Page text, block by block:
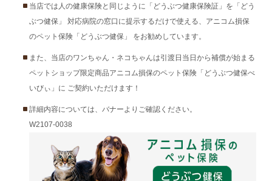
当店では人の健康保険と同じように「どうぶつ健康保険証」を「どう
ぶつ健保」 対応病院の窓口に提示するだけで使える、アニコム損保
のペット保険「どうぶつ健保」 をお勧めしています。
また、当店のワンちゃん・ネコちゃんは引渡日当日から補償が始まる
ペットショップ限定商品アニコム損保のペット保険「どうぶつ健保べ
いびぃ」に ご契約いただけます！
詳細内容については、バナーよりご確認ください。
W2107-0038